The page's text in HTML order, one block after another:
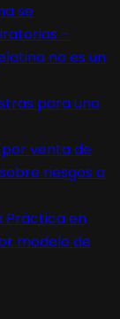
se
–
no es un
para una
por venta de
riesgos a
Práctica en
modelo de